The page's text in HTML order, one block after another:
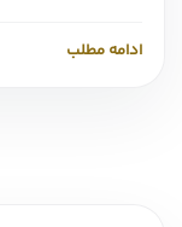
ادامه مطلب